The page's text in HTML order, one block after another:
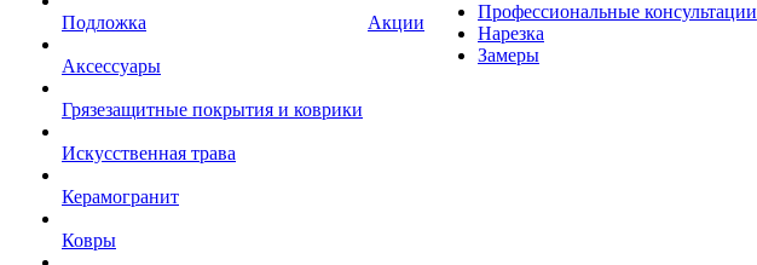
Подложка
Аксессуары
Грязезащитные покрытия и коврики
Искусственная трава
Керамогранит
Ковры
Акции
Профессиональные консультации
Нарезка
Замеры